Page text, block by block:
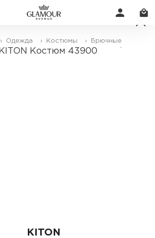
› Одежда › Костюмы › Брючные
KITON